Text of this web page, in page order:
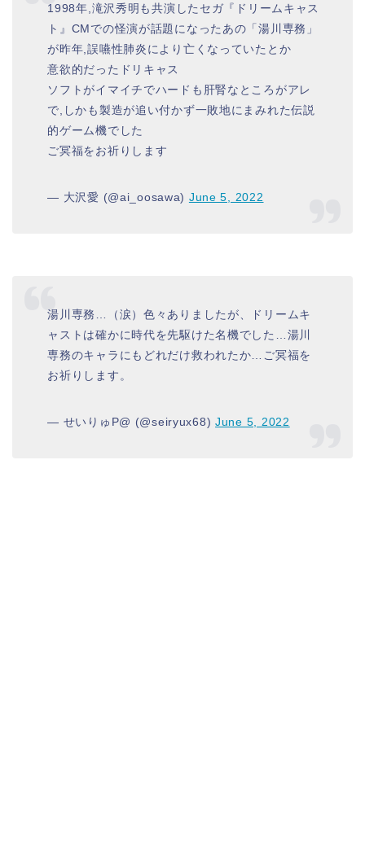
1998年,滝沢秀明も共演したセガ『ドリームキャス
ト』CMでの怪演が話題になったあの「湯川専務」
が昨年,誤嚥性肺炎により亡くなっていたとか
意欲的だったドリキャス
ソフトがイマイチでハードも肝腎なところがアレ
で,しかも製造が追い付かず一敗地にまみれた伝説
的ゲーム機でした
ご冥福をお祈りします
— 大沢愛 (@ai_oosawa) June 5, 2022
湯川専務…（涙）色々ありましたが、ドリームキ
ャストは確かに時代を先駆けた名機でした…湯川
専務のキャラにもどれだけ救われたか…ご冥福を
お祈りします。
— せいりゅP@ (@seiryux68)June 5, 2022